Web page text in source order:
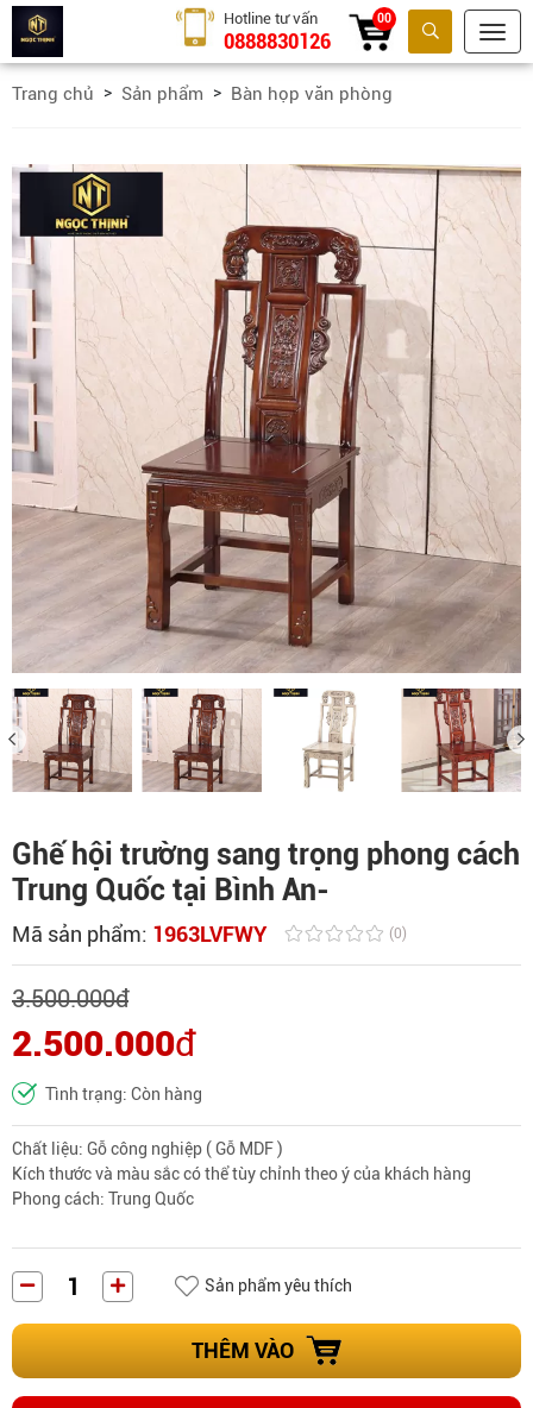
Tìm kiếm
Hotline tư vấn
0888830126
00
Trang chủ Sản phẩm Bàn họp văn phòng
Ghế hội trường sang trọng phong cách
Trung Quốc tại Bình An-
Mã sản phẩm: 1963LVFWY (0)
3.500.000đ
2.500.000đ
Tình trạng: Còn hàng
Chất liệu: Gỗ công nghiệp ( Gỗ MDF )
Kích thước và màu sắc có thể tùy chỉnh theo ý của khách hàng
Phong cách: Trung Quốc
Sản phẩm yêu thích
THÊM VÀO